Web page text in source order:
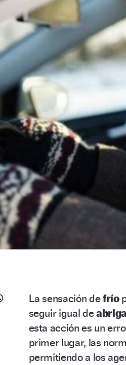
La sensación defrío
seguir igual de
esta acción es un
primer lugar, las
permitiendo a los